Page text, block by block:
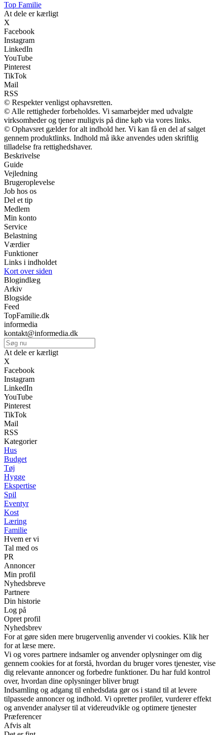
Top Familie
At dele er kærligt
X
Facebook
Instagram
LinkedIn
YouTube
Pinterest
TikTok
Mail
RSS
© Respekter venligst ophavsretten.
© Alle rettigheder forbeholdes. Vi samarbejder med udvalgte
virksomheder og tjener muligvis på dine køb via vores links.
© Ophavsret gælder for alt indhold her. Vi kan få en del af salget
gennem produktlinks. Indhold må ikke anvendes uden skriftlig
tilladelse fra rettighedshaver.
Beskrivelse
Guide
Vejledning
Brugeroplevelse
Job hos os
Del et tip
Medlem
Min konto
Service
Belastning
Værdier
Funktioner
Links i indholdet
Kort over siden
Blogindlæg
Arkiv
Blogside
Feed
TopFamilie.dk
informedia
kontakt@informedia.dk
At dele er kærligt
X
Facebook
Instagram
LinkedIn
YouTube
Pinterest
TikTok
Mail
RSS
Kategorier
Hus
Budget
Tøj
Hygge
Ekspertise
Spil
Eventyr
Kost
Læring
Familie
Hvem er vi
Tal med os
PR
Annoncer
Min profil
Nyhedsbreve
Partnere
Din historie
Log på
Opret profil
Nyhedsbrev
For at gøre siden mere brugervenlig anvender vi cookies. Klik her
for at læse mere.
Vi og vores partnere indsamler og anvender oplysninger om dig
gennem cookies for at forstå, hvordan du bruger vores tjenester, vise
dig relevante annoncer og forbedre funktioner. Du har fuld kontrol
over, hvordan dine oplysninger bliver brugt
Indsamling og adgang til enhedsdata gør os i stand til at levere
tilpassede annoncer og indhold. Vi opretter profiler, vurderer effekt
og anvender analyser til at videreudvikle og optimere tjenester
Præferencer
Afvis alt